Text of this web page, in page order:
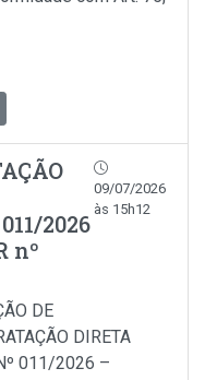
2026
nº
09/07/2026
às 15h12
DE
DIRETA
011/2026 –